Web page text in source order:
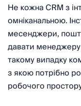
Не кожна CRM з
омніканальною.
месенджери,
давати менеджеру
такому випадку
з якою потрібно
робочого